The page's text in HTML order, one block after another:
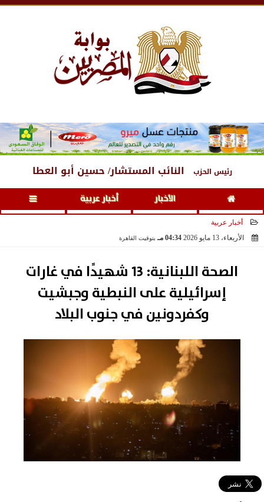
رئيس الحزب النائب المستشار/ حسين أبو العطا
الأخبار أخبار عربية
أخبار عربية
الأربعاء، 13 مايو 2026
04:34 مـ بتوقيت القاهرة
الصحة اللبنانية: 13 شهيدًا في غارات
إسرائيلية على النبطية وجبشيت
وكفردونين في جنوب البلاد